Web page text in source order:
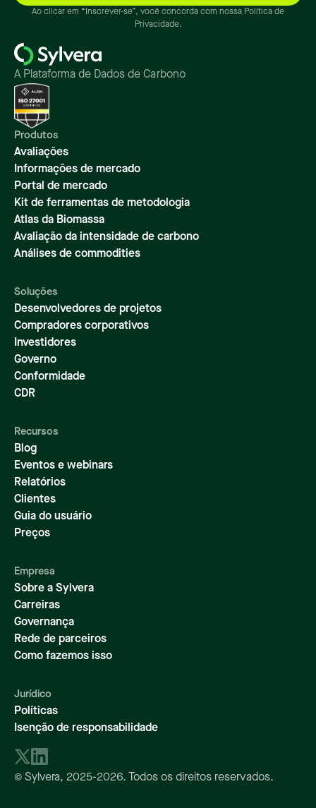
Ao clicar em “Inscrever-se”, você concorda com nossa Política de
Privacidade.
A Plataforma de Dados de Carbono
Produtos
Avaliações
Informações de mercado
Portal de mercado
Kit de ferramentas de metodologia
Atlas da Biomassa
Avaliação da intensidade de carbono
Análises de commodities
Soluções
Desenvolvedores de projetos
Compradores corporativos
Investidores
Governo
Conformidade
CDR
Recursos
Blog
Eventos e webinars
Relatórios
Clientes
Guia do usuário
Preços
Empresa
Sobre a Sylvera
Carreiras
Governança
Rede de parceiros
Como fazemos isso
Jurídico
Políticas
Isenção de responsabilidade
© Sylvera, 2025-2026. Todos os direitos reservados.